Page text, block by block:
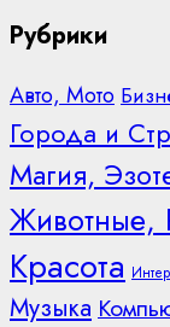
Рубрики
Авто, Мото
Города и
Магия,
Животные,
Красота
Музыка